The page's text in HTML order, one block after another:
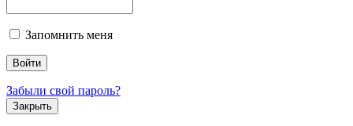
Запомнить меня
Забыли свой пароль?
Закрыть